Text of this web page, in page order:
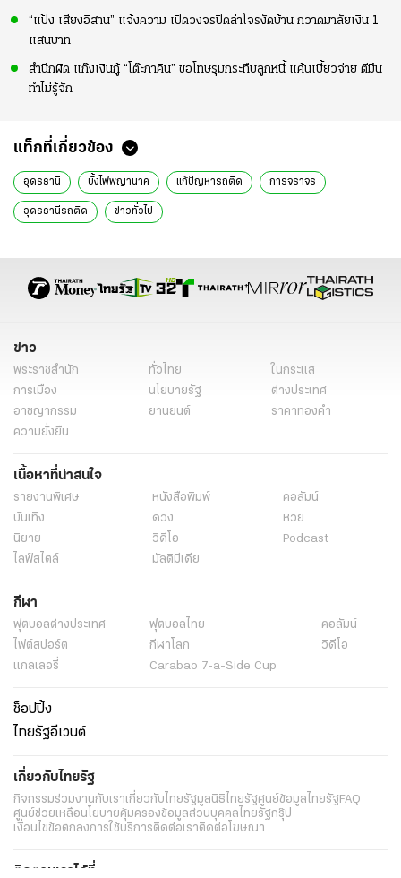
“แป้ง เสียงอิสาน” แจ้งความ เปิดวงจรปิดล่าโจรงัดบ้าน กวาดมาลัยเงิน 1
แสนบาท
สำนึกผิด แก๊งเงินกู้ “โต๊ะภาคิน” ขอโทษรุมกระทืบลูกหนี้ แค้นเบี้ยวจ่าย ตีมึน
ทำไม่รู้จัก
แท็กที่เกี่ยวข้อง
อุดรธานี บั้งไฟพญานาค แก้ปัญหารถติด การจราจร
อุดรธานีรถติด ข่าวทั่วไป
ข่าว
พระราชสำนัก ทั่วไทย
ในกระแส
การเมือง
นโยบายรัฐ
ต่างประเทศ
อาชญากรรม
ยานยนต์
ราคาทองคำ
ความยั่งยืน
เนื้อหาที่น่าสนใจ
รายงานพิเศษ หนังสือพิมพ์
คอลัมน์
บันเทิง
ดวง
หวย
นิยาย
วิดีโอ
Podcast
ไลฟ์สไตล์
มัลติมีเดีย
กีฬา
ฟุตบอลต่่างประเทศ ฟุตบอลไทย
คอลัมน์
ไฟต์สปอร์ต
กีฬาโลก
วิดีโอ
แกลเลอรี่
Carabao 7-a-Side Cup
ช็อปปิ้ง
ไทยรัฐอีเวนต์
เกี่ยวกับไทยรัฐ
กิจกรรมร่วมงานกับเราเกี่ยวกับไทยรัฐมูลนิธิไทยรัฐศูนย์ข้อมูลไทยรัฐFAQ
ศูนย์ช่วยเหลือนโยบายคุ้มครองข้อมูลส่วนบุคคลไทยรัฐกรุ๊ป
เงื่อนไขข้อตกลงการใช้บริการติดต่อเราติดต่อโฆษณา
ติดตามเราได้ที่